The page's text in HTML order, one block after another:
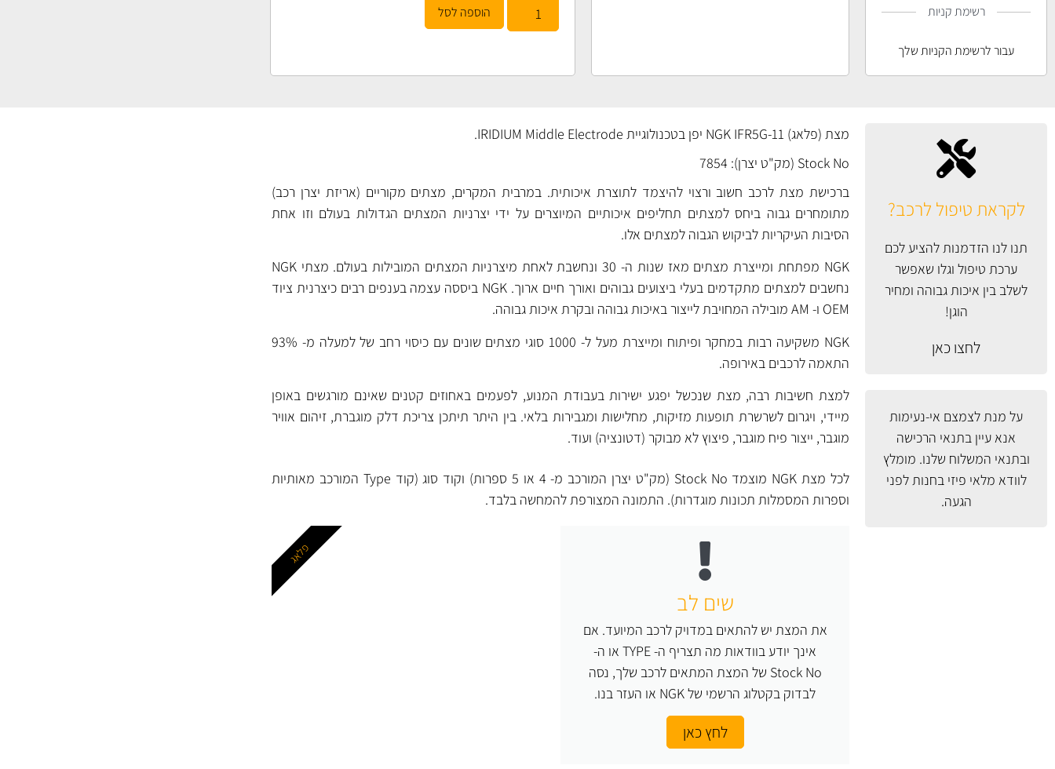
רשימת קניות
עבור לרשימת הקניות שלך
הוספה לסל
לקראת טיפול לרכב?
תנו לנו הזדמנות להציע לכם
ערכת טיפול וגלו שאפשר
לשלב בין איכות גבוהה ומחיר
הוגן!
לחצו כאן
על מנת לצמצם אי-נעימות
אנא עיין בתנאי הרכישה
ובתנאי המשלוח שלנו. מומלץ
לוודא מלאי פיזי בחנות לפני
הגעה.
מצת (פלאג) NGK IFR5G-11 יפן בטכנולוגיית IRIDIUM Middle Electrode.
Stock No (מק"ט יצרן): 7854
ברכישת מצת לרכב חשוב ורצוי להיצמד לתוצרת איכותית. במרבית המקרים, מצתים מקוריים (אריזת יצרן רכב)
מתומחרים גבוה ביחס למצתים תחליפים איכותיים המיוצרים על ידי יצרניות המצתים הגדולות בעולם וזו אחת
הסיבות העיקריות לביקוש הגבוה למצתים אלו.
NGK מפתחת ומייצרת מצתים מאז שנות ה- 30 ונחשבת לאחת מיצרניות המצתים המובילות בעולם. מצתי NGK
נחשבים למצתים מתקדמים בעלי ביצועים גבוהים ואורך חיים ארוך. NGK ביססה עצמה בענפים רבים כיצרנית ציוד
OEM ו- AM מובילה המחויבת לייצור באיכות גבוהה ובקרת איכות גבוהה.
NGK משקיעה רבות במחקר ופיתוח ומייצרת מעל ל- 1000 סוגי מצתים שונים עם כיסוי רחב של למעלה מ- 93%
התאמה לרכבים באירופה.
למצת חשיבות רבה, מצת שנכשל יפגע ישירות בעבודת המנוע, לפעמים באחוזים קטנים שאינם מורגשים באופן
מיידי, ויגרום לשרשרת תופעות מזיקות, מחלישות ומגבירות בלאי. בין היתר תיתכן צריכת דלק מוגברת, זיהום אוויר
מוגבר, ייצור פיח מוגבר, פיצוץ לא מבוקר (דטונציה) ועוד.
לכל מצת NGK מוצמד Stock No (מק"ט יצרן המורכב מ- 4 או 5 ספרות) וקוד סוג (קוד Type המורכב מאותיות
וספרות המסמלות תכונות מוגדרות). התמונה המצורפת להמחשה בלבד.
שים לב
את המצת יש להתאים במדויק לרכב המיועד. אם
אינך יודע בוודאות מה תצריף ה- TYPE או ה-
Stock No של המצת המתאים לרכב שלך, נסה
לבדוק בקטלוג הרשמי של NGK או העזר בנו.
לחץ כאן
פלאג